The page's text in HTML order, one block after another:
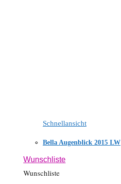
Schnellansicht
Bella Augenblick 2015 LW
Wunschliste
Wunschliste